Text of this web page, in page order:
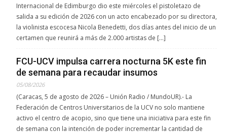
Internacional de Edimburgo dio este miércoles el pistoletazo de
salida a su edición de 2026 con un acto encabezado por su directora,
la violinista escocesa Nicola Benedetti, dos días antes del inicio de un
certamen que reunirá a más de 2.000 artistas de […]
FCU-UCV impulsa carrera nocturna 5K este fin
de semana para recaudar insumos
05/08/2026
(Caracas, 5 de agosto de 2026 – Unión Radio / MundoUR).- La
Federación de Centros Universitarios de la UCV no solo mantiene
activo el centro de acopio, sino que tiene una iniciativa para este fin
de semana con la intención de poder incrementar la cantidad de